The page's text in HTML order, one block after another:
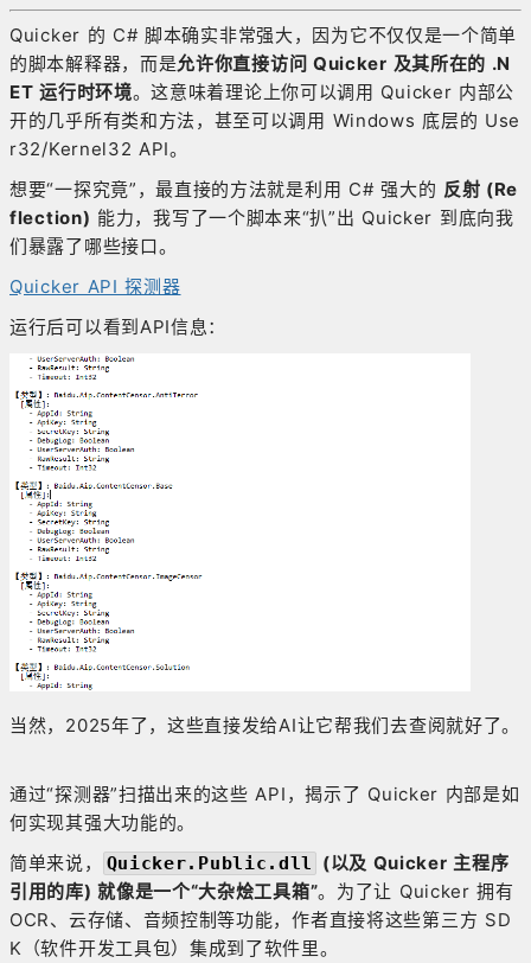
Quicker 的 C# 脚本确实非常强大，因为它不仅仅是一个简单
的脚本解释器，而是允许你直接访问 Quicker 及其所在的 .N
ET 运行时环境。这意味着理论上你可以调用 Quicker 内部公
开的几乎所有类和方法，甚至可以调用 Windows 底层的 Use
r32/Kernel32 API。
想要“一探究竟”，最直接的方法就是利用 C# 强大的 反射 (Re
flection) 能力，我写了一个脚本来“扒”出 Quicker 到底向我
们暴露了哪些接口。
Quicker API 探测器
运行后可以看到API信息：
当然，2025年了，这些直接发给AI让它帮我们去查阅就好了。
通过“探测器”扫描出来的这些 API，揭示了 Quicker 内部是如
何实现其强大功能的。
简单来说，
Quicker.Public.dll
(以及 Quicker 主程序
引用的库) 就像是一个“大杂烩工具箱”。为了让 Quicker 拥有
OCR、云存储、音频控制等功能，作者直接将这些第三方 SD
K（软件开发工具包）集成到了软件里。